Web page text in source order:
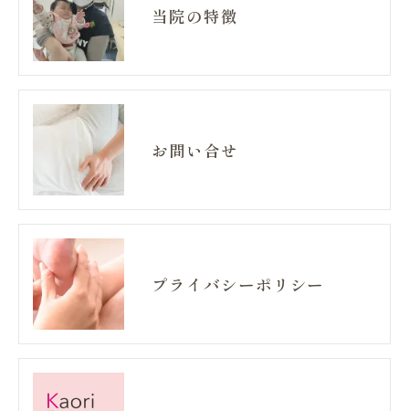
当院の特徴
お問い合せ
プライバシーポリシー